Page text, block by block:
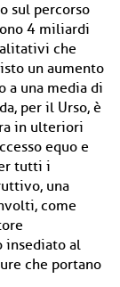
sul percorso
4 miliardi
che
un aumento
una media di
per il Urso, è
in ulteriori
equo e
tutti i
una
come
insediato al
che portano